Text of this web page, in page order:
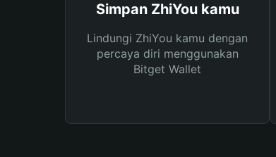
Simpan ZhiYou kamu
Lindungi ZhiYou kamu dengan
percaya diri menggunakan
Bitget Wallet